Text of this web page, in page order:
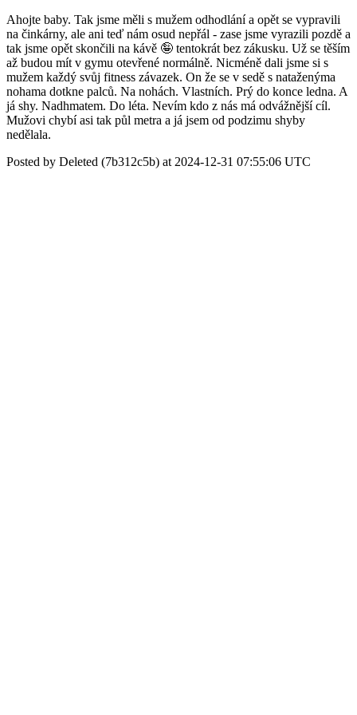
Ahojte baby. Tak jsme měli s mužem odhodlání a opět se vypravili
na činkárny, ale ani teď nám osud nepřál - zase jsme vyrazili pozdě a
tak jsme opět skončili na kávě 🤪 tentokrát bez zákusku. Už se těším
až budou mít v gymu otevřené normálně. Nicméně dali jsme si s
mužem každý svůj fitness závazek. On že se v sedě s nataženýma
nohama dotkne palců. Na nohách. Vlastních. Prý do konce ledna. A
já shy. Nadhmatem. Do léta. Nevím kdo z nás má odvážnější cíl.
Mužovi chybí asi tak půl metra a já jsem od podzimu shyby
nedělala.
Posted by Deleted (7b312c5b) at 2024-12-31 07:55:06 UTC